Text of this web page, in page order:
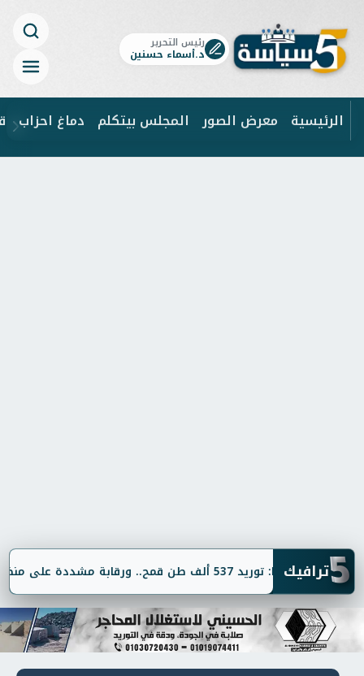
رئيس التحرير
د.أسماء حسنين
الرئيسية معرض الصور المجلس بيتكلم دماغ احزاب
5ترافيك
محافظ المنيا: توريد 537 ألف طن قمح.. ورقابة مشددة على منظومة التوريد